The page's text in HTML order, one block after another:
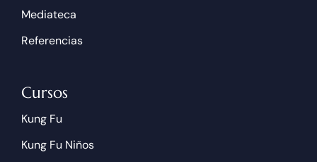
Mediateca
Referencias
Cursos
Kung Fu
Kung Fu Niños